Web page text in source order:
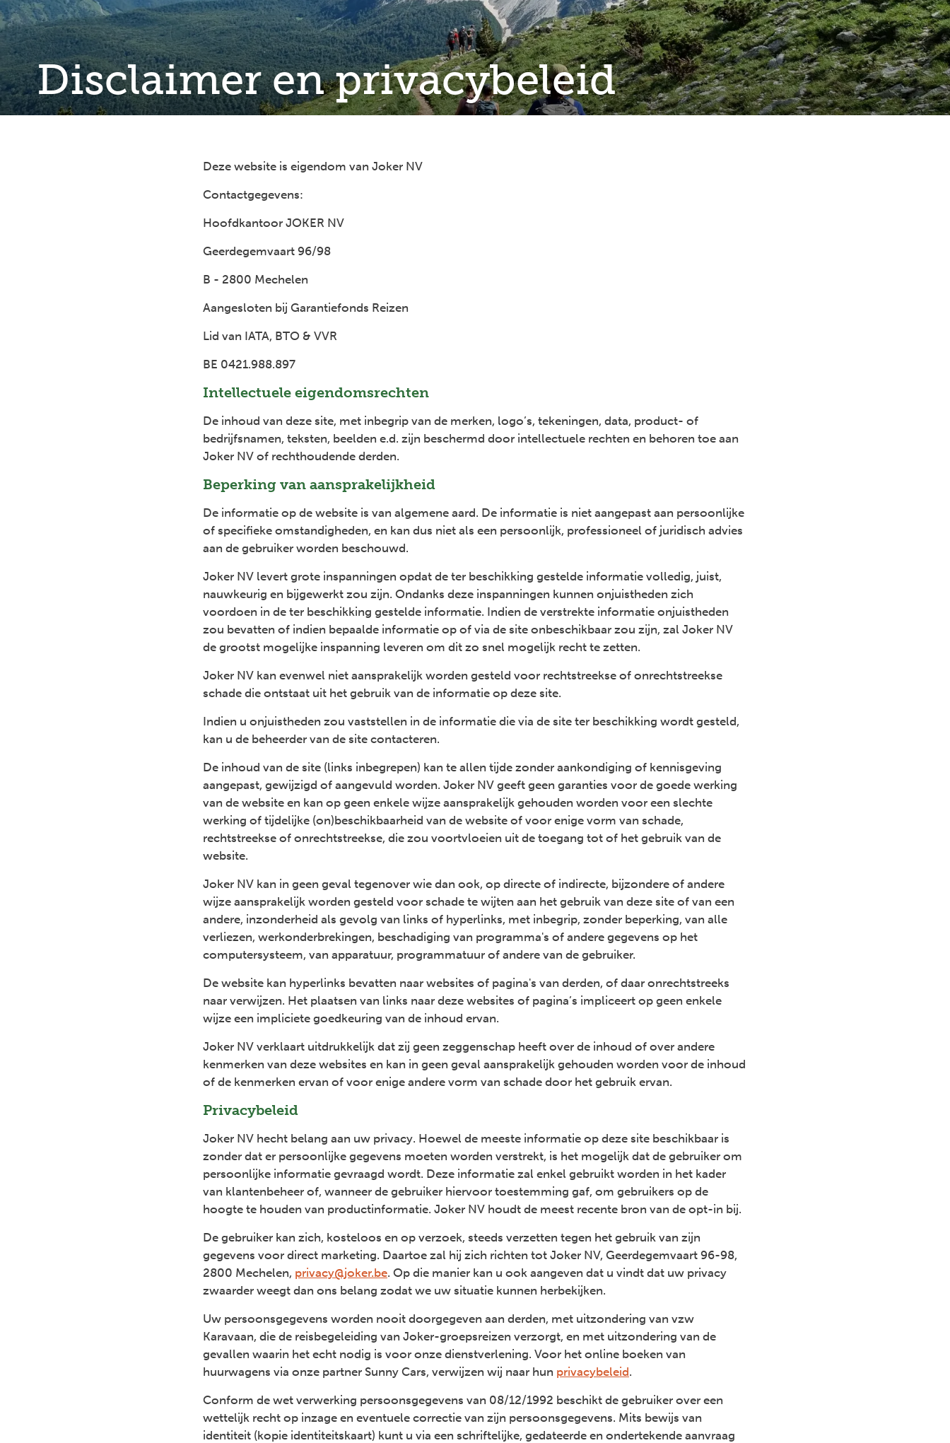
Disclaimer en privacybeleid
Deze website is eigendom van Joker NV
Contactgegevens:
Hoofdkantoor JOKER NV
Geerdegemvaart 96/98
B - 2800 Mechelen
Aangesloten bij Garantiefonds Reizen
Lid van IATA, BTO & VVR
BE 0421.988.897
Intellectuele eigendomsrechten
De inhoud van deze site, met inbegrip van de merken, logo’s, tekeningen, data, product- of
bedrijfsnamen, teksten, beelden e.d. zijn beschermd door intellectuele rechten en behoren toe aan
Joker NV of rechthoudende derden.
Beperking van aansprakelijkheid
De informatie op de website is van algemene aard. De informatie is niet aangepast aan persoonlijke
of specifieke omstandigheden, en kan dus niet als een persoonlijk, professioneel of juridisch advies
aan de gebruiker worden beschouwd.
Joker NV levert grote inspanningen opdat de ter beschikking gestelde informatie volledig, juist,
nauwkeurig en bijgewerkt zou zijn. Ondanks deze inspanningen kunnen onjuistheden zich
voordoen in de ter beschikking gestelde informatie. Indien de verstrekte informatie onjuistheden
zou bevatten of indien bepaalde informatie op of via de site onbeschikbaar zou zijn, zal Joker NV
de grootst mogelijke inspanning leveren om dit zo snel mogelijk recht te zetten.
Joker NV kan evenwel niet aansprakelijk worden gesteld voor rechtstreekse of onrechtstreekse
schade die ontstaat uit het gebruik van de informatie op deze site.
Indien u onjuistheden zou vaststellen in de informatie die via de site ter beschikking wordt gesteld,
kan u de beheerder van de site contacteren.
De inhoud van de site (links inbegrepen) kan te allen tijde zonder aankondiging of kennisgeving
aangepast, gewijzigd of aangevuld worden. Joker NV geeft geen garanties voor de goede werking
van de website en kan op geen enkele wijze aansprakelijk gehouden worden voor een slechte
werking of tijdelijke (on)beschikbaarheid van de website of voor enige vorm van schade,
rechtstreekse of onrechtstreekse, die zou voortvloeien uit de toegang tot of het gebruik van de
website.
Joker NV kan in geen geval tegenover wie dan ook, op directe of indirecte, bijzondere of andere
wijze aansprakelijk worden gesteld voor schade te wijten aan het gebruik van deze site of van een
andere, inzonderheid als gevolg van links of hyperlinks, met inbegrip, zonder beperking, van alle
verliezen, werkonderbrekingen, beschadiging van programma's of andere gegevens op het
computersysteem, van apparatuur, programmatuur of andere van de gebruiker.
De website kan hyperlinks bevatten naar websites of pagina's van derden, of daar onrechtstreeks
naar verwijzen. Het plaatsen van links naar deze websites of pagina’s impliceert op geen enkele
wijze een impliciete goedkeuring van de inhoud ervan.
Joker NV verklaart uitdrukkelijk dat zij geen zeggenschap heeft over de inhoud of over andere
kenmerken van deze websites en kan in geen geval aansprakelijk gehouden worden voor de inhoud
of de kenmerken ervan of voor enige andere vorm van schade door het gebruik ervan.
Privacybeleid
Joker NV hecht belang aan uw privacy. Hoewel de meeste informatie op deze site beschikbaar is
zonder dat er persoonlijke gegevens moeten worden verstrekt, is het mogelijk dat de gebruiker om
persoonlijke informatie gevraagd wordt. Deze informatie zal enkel gebruikt worden in het kader
van klantenbeheer of, wanneer de gebruiker hiervoor toestemming gaf, om gebruikers op de
hoogte te houden van productinformatie. Joker NV houdt de meest recente bron van de opt-in bij.
De gebruiker kan zich, kosteloos en op verzoek, steeds verzetten tegen het gebruik van zijn
gegevens voor direct marketing. Daartoe zal hij zich richten tot Joker NV, Geerdegemvaart 96-98,
2800 Mechelen, privacy@joker.be. Op die manier kan u ook aangeven dat u vindt dat uw privacy
zwaarder weegt dan ons belang zodat we uw situatie kunnen herbekijken.
Uw persoonsgegevens worden nooit doorgegeven aan derden, met uitzondering van vzw
Karavaan, die de reisbegeleiding van Joker-groepsreizen verzorgt, en met uitzondering van de
gevallen waarin het echt nodig is voor onze dienstverlening. Voor het online boeken van
huurwagens via onze partner Sunny Cars, verwijzen wij naar hun privacybeleid.
Conform de wet verwerking persoonsgegevens van 08/12/1992 beschikt de gebruiker over een
wettelijk recht op inzage en eventuele correctie van zijn persoonsgegevens. Mits bewijs van
identiteit (kopie identiteitskaart) kunt u via een schriftelijke, gedateerde en ondertekende aanvraag